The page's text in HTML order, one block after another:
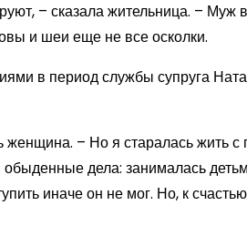
– сказала жительница. – Муж
и шеи еще не все осколки.
в период службы супруга
– Но я старалась жить с
дела: занималась
иначе он не мог. Но, к